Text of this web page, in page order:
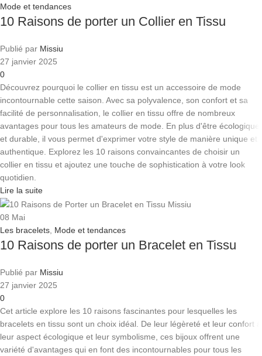
Mode et tendances
10 Raisons de porter un Collier en Tissu
Publié par Missiu
27 janvier 2025
0
Découvrez pourquoi le collier en tissu est un accessoire de mode
incontournable cette saison. Avec sa polyvalence, son confort et sa
facilité de personnalisation, le collier en tissu offre de nombreux
avantages pour tous les amateurs de mode. En plus d'être écologique
et durable, il vous permet d'exprimer votre style de manière unique et
authentique. Explorez les 10 raisons convaincantes de choisir un
collier en tissu et ajoutez une touche de sophistication à votre look
quotidien.
Lire la suite
08 Mai
Les bracelets Mode et tendances
10 Raisons de porter un Bracelet en Tissu
Publié par Missiu
27 janvier 2025
0
Cet article explore les 10 raisons fascinantes pour lesquelles les
bracelets en tissu sont un choix idéal. De leur légèreté et leur confort à
leur aspect écologique et leur symbolisme, ces bijoux offrent une
variété d'avantages qui en font des incontournables pour tous les